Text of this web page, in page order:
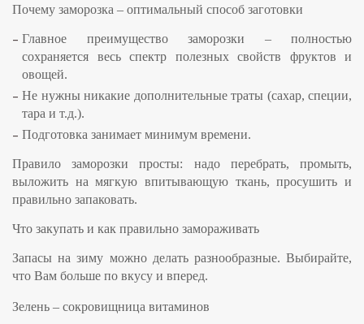
Почему заморозка – оптимальный способ заготовки
Главное преимущество заморозки – полностью
сохраняется весь спектр полезных свойств фруктов и
овощей.
Не нужны никакие дополнительные траты (сахар, специи,
тара и т.д.).
Подготовка занимает минимум времени.
Правило заморозки просты: надо перебрать, промыть,
выложить на мягкую впитывающую ткань, просушить и
правильно запаковать.
Что закупать и как правильно замораживать
Запасы на зиму можно делать разнообразные. Выбирайте,
что Вам больше по вкусу и вперед.
Зелень – сокровищница витаминов